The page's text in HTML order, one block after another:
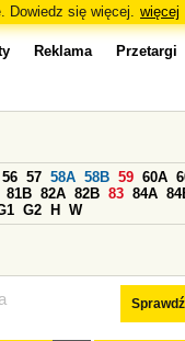
Dowiedz się więcej. więcej
Reklama Przetargi
56 57 58A 58B 59 60A
81B 82A 82B 83 84A
G2 H W